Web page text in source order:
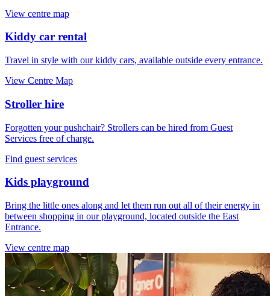
View centre map
Kiddy car rental
Travel in style with our kiddy cars, available outside every entrance.
View Centre Map
Stroller hire
Forgotten your pushchair? Strollers can be hired from Guest
Services free of charge.
Find guest services
Kids playground
Bring the little ones along and let them run out all of their energy in
between shopping in our playground, located outside the East
Entrance.
View centre map